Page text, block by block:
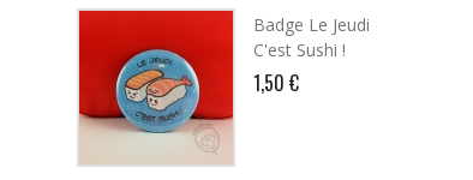
Badge Le Jeudi
C'est Sushi !
1,50 €